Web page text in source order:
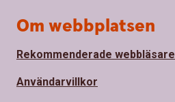
Om webbplatsen
Rekommenderade webbläsare
Användarvillkor